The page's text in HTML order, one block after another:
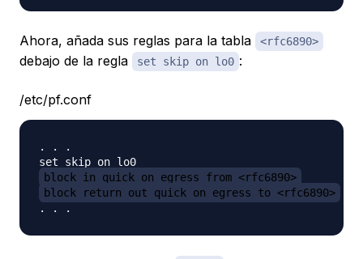
Ahora, añada sus reglas para la tabla <rfc6890>
debajo de la regla set skip on lo0 :
/etc/pf.conf
. . .
block in quick on egress from <rfc6890>
block return out quick on egress to <rfc6890>